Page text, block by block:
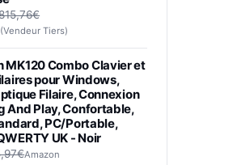
Tiers)
MK120 Combo Clavier et
pour Windows,
Filaire, Connexion
And Play, Confortable,
PC/Portable,
UK - Noir
Amazon